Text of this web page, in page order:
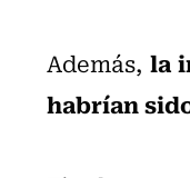
Además, la
habrían